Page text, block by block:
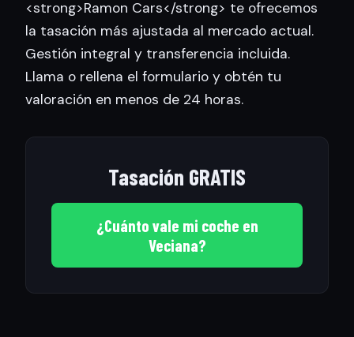
<strong>Ramon Cars</strong> te ofrecemos
la tasación más ajustada al mercado actual.
Gestión integral y transferencia incluida.
Llama o rellena el formulario y obtén tu
valoración en menos de 24 horas.
Tasación GRATIS
¿Cuánto vale mi coche en
Veciana?